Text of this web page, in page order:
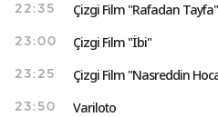
22:35 Çizgi Film "Rafadan Tayfa"
23:00 Çizgi Film "İbi"
23:25 Çizgi Film "Nasreddin
23:50 Variloto